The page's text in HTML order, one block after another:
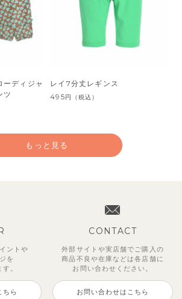
ーディジャ
ツ
レイ7分丈レギンス
495円 （税込）
もっと見る
ントや
を
。
ちら
CONTACT
外部サイトや実店舗でご購入の
商品不良や在庫などは各店舗に
お問い合わせください。
お問い合わせはこちら